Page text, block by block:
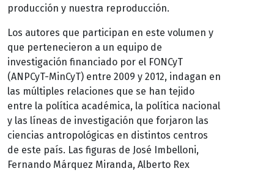
producción y nuestra reproducción.
Los autores que participan en este volumen y
que pertenecieron a un equipo de
investigación financiado por el FONCyT
(ANPCyT-MinCyT) entre 2009 y 2012, indagan en
las múltiples relaciones que se han tejido
entre la política académica, la política nacional
y las líneas de investigación que forjaron las
ciencias antropológicas en distintos centros
de este país. Las figuras de José Imbelloni,
Fernando Márquez Miranda, Alberto Rex